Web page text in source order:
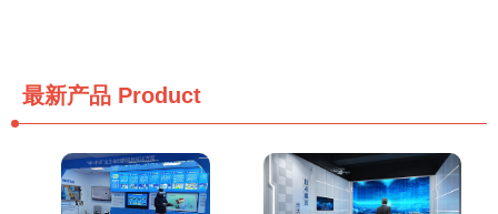
最新产品 Product